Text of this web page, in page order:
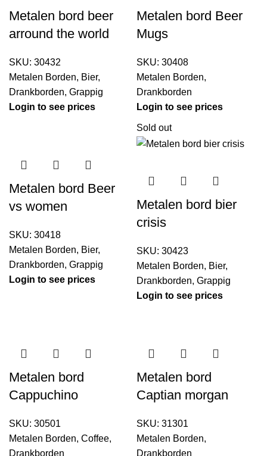
Metalen bord beer
arround the world
SKU: 30432
Metalen Borden, Bier,
Drankborden, Grappig
Login to see prices
Metalen bord Beer
Mugs
SKU: 30408
Metalen Borden,
Drankborden
Login to see prices
Metalen bord Beer
vs women
SKU: 30418
Metalen Borden, Bier,
Drankborden, Grappig
Login to see prices
Sold out
Metalen bord bier
crisis
SKU: 30423
Metalen Borden, Bier,
Drankborden, Grappig
Login to see prices
Metalen bord
Cappuchino
SKU: 30501
Metalen Borden, Coffee,
Drankborden
Metalen bord
Captian morgan
SKU: 31301
Metalen Borden,
Drankborden